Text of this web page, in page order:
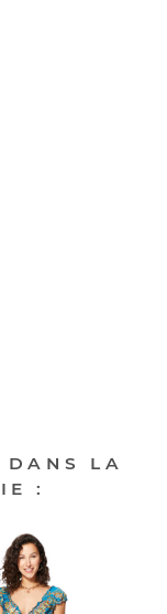
DANS LA
: